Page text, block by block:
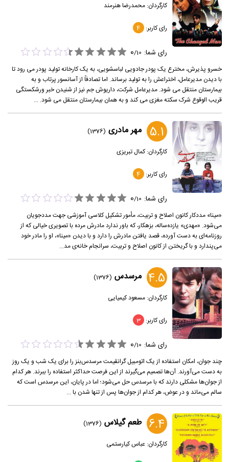
کارگردان:محمدرضا هنرمند
رای کاربر: 4
رای شما: 0/10
خسرو پذیرش، مخترع یک پودر جادویی لباسشویی، به یک کارخانه تولید پودر می رود تا
با دیدن مدیرعامل، اختراعش را به تولید برساند. اما تصادفاً از آسانسور پرتاب و به
بیمارستان منتقل می شود. مدیرعامل شرکت، داریوش جم نیز از شنیدن خبر ورشکستگی
قریب الوقوع شرک سکته مغزی می کند و به همان بیمارستان منتقل می شود. ...
5.1 مهر مادری (1376)
کارگردان:کمال تبریزی
رای کاربر: 4
رای شما: 0/10
«مینا» مددکار کانون اصلاح و تربیت، مأمور تشکیل کلاسی آموزشی جهت مددجویان
می‌شود. «مهدی» یازده‌ساله، بزهکار، که باور ندارد مادرش مرده با تصویری خیالی که از
روزنامه‌ای به دست آورده، قصد یافتن مادرش را دارد و با دیدن «مینا»، او را مادر خود
می‌پندارد و با گریختن از کانون اصلاح و تربیت، سرانجام خانه‌ی مد...
4.5 مرسدس (1376)
کارگردان:مسعود کیمیایی
رای کاربر: 3
رای شما: 0/10
چند جوان، امکان استفاده از یک اتومبیل گرانقیمت مرسدس‌بنز را برای یک شب و یک روز
به دست می‌آورند. آن‌ها تصمیم می‌گیرند از این فرصت حداکثر استفاده را ببرند. هر کدام
از جوان‌ها مشکلی دارند که با مرسدس حل می‌شود؛ اما در پایان، این مرسدس است که
سالم می‌ماند و در عوض، هر کدام از جوان‌ها پس از تنها شدن با ...
6.4 طعم گیلاس (1376)
کارگردان:عباس کیارستمی